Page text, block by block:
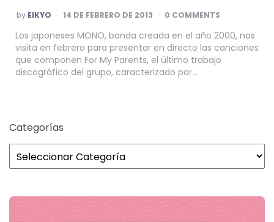
POSTED
BY
by EIKYO 14 DE FEBRERO DE 2013 0 COMMENTS
Los japoneses MONO, banda creada en el año 2000, nos
visita en febrero para presentar en directo las canciones
que componen For My Parents, el último trabajo
discográfico del grupo, caracterizado por…
Categorías